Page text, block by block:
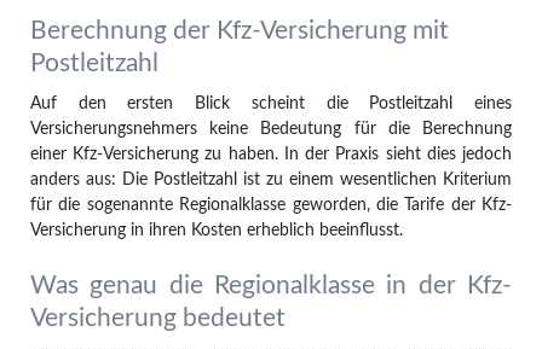
Berechnung der Kfz-Versicherung mit
Postleitzahl
Auf den ersten Blick scheint die Postleitzahl eines
Versicherungsnehmers keine Bedeutung für die Berechnung
einer Kfz-Versicherung zu haben. In der Praxis sieht dies jedoch
anders aus: Die Postleitzahl ist zu einem wesentlichen Kriterium
für die sogenannte Regionalklasse geworden, die Tarife der Kfz-
Versicherung in ihren Kosten erheblich beeinflusst.
Was genau die Regionalklasse in der Kfz-
Versicherung bedeutet